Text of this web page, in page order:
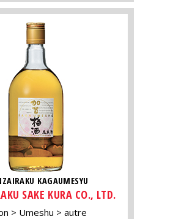
KAGAUMESYU
SAKE KURA CO., LTD.
Umeshu autre